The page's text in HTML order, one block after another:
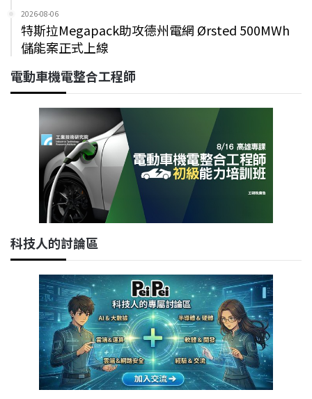
2026-08-06
特斯拉Megapack助攻德州電網 Ørsted 500MWh
儲能案正式上線
電動車機電整合工程師
科技人的討論區